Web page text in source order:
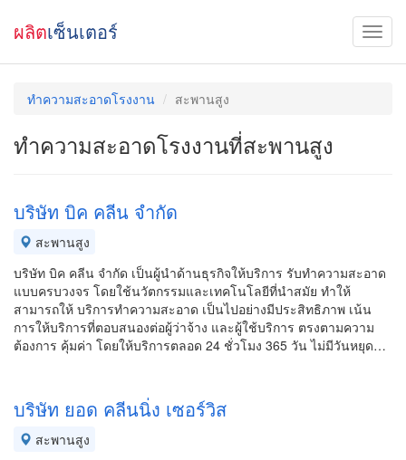
ผลิตเซ็นเตอร์
ทำความสะอาดโรงงาน สะพานสูง
ทำความสะอาดโรงงานที่สะพานสูง
บริษัท บิค คลีน จำกัด
สะพานสูง
บริษัท บิค คลีน จำกัด เป็นผู้นำด้านธุรกิจให้บริการ รับทำความสะอาด
แบบครบวงจร โดยใช้นวัตกรรมและเทคโนโลยีที่นำสมัย ทำให้
สามารถให้ บริการทำความสะอาด เป็นไปอย่างมีประสิทธิภาพ เน้น
การให้บริการที่ตอบสนองต่อผู้ว่าจ้าง และผู้ใช้บริการ ตรงตามความ
ต้องการ คุ้มค่า โดยให้บริการตลอด 24 ชั่วโมง 365 วัน ไม่มีวันหยุด…
บริษัท ยอด คลีนนิ่ง เซอร์วิส
สะพานสูง